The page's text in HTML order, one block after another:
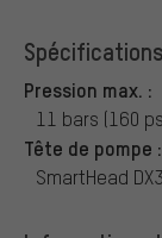
Pression max. :
11 bars (160
Tête de pompe :
SmartHead